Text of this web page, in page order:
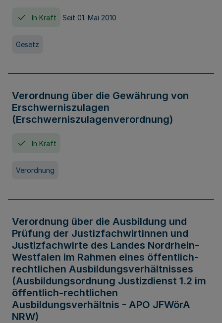
In Kraft Seit 01. Mai 2010
Gesetz
Verordnung über die Gewährung von
Erschwerniszulagen
(Erschwerniszulagenverordnung)
In Kraft
Verordnung
Verordnung über die Ausbildung und
Prüfung der Justizfachwirtinnen und
Justizfachwirte des Landes Nordrhein-
Westfalen im Rahmen eines öffentlich-
rechtlichen Ausbildungsverhältnisses
(Ausbildungsordnung Justizdienst 1.2 im
öffentlich-rechtlichen
Ausbildungsverhältnis - APO JFWörA
NRW)